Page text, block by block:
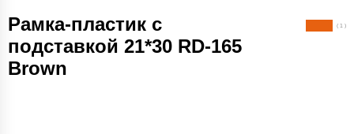
Рамка-пластик с
подставкой 21*30 RD-165
Brown
( 1 )